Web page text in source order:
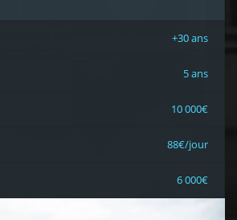
+30 ans
5 ans
10 000€
88€/jour
6 000€